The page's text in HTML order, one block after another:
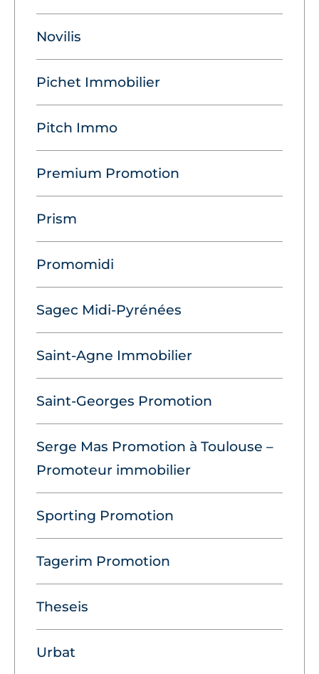
Novilis
Pichet Immobilier
Pitch Immo
Premium Promotion
Prism
Promomidi
Sagec Midi-Pyrénées
Saint-Agne Immobilier
Saint-Georges Promotion
Serge Mas Promotion à Toulouse –
Promoteur immobilier
Sporting Promotion
Tagerim Promotion
Theseis
Urbat